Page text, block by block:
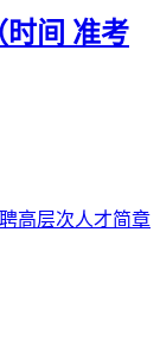
时间 准考
高层次人才简章